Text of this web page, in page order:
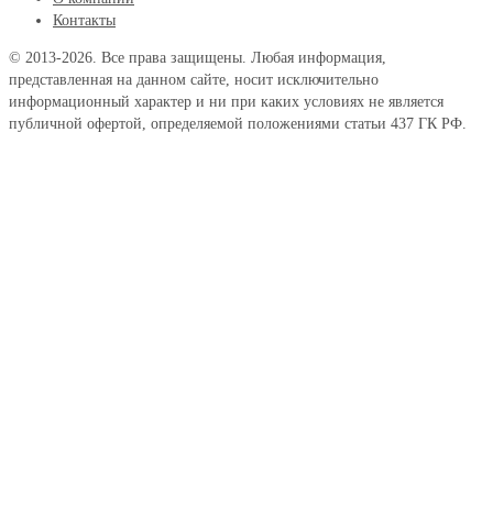
Контакты
© 2013-2026. Все права защищены. Любая информация,
представленная на данном сайте, носит исключительно
информационный характер и ни при каких условиях не является
публичной офертой, определяемой положениями статьи 437 ГК РФ.